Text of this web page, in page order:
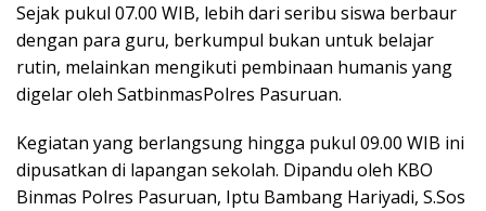
Sejak pukul 07.00 WIB, lebih dari seribu siswa berbaur
dengan para guru, berkumpul bukan untuk belajar
rutin, melainkan mengikuti pembinaan humanis yang
digelar oleh SatbinmasPolres Pasuruan.
Kegiatan yang berlangsung hingga pukul 09.00 WIB ini
dipusatkan di lapangan sekolah. Dipandu oleh KBO
Binmas Polres Pasuruan, Iptu Bambang Hariyadi, S.Sos